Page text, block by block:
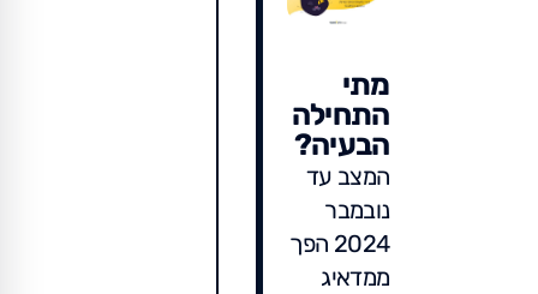
מתי
התחילה
הבעיה?
המצב עד
נובמבר
2024 הפך
ממדאיג